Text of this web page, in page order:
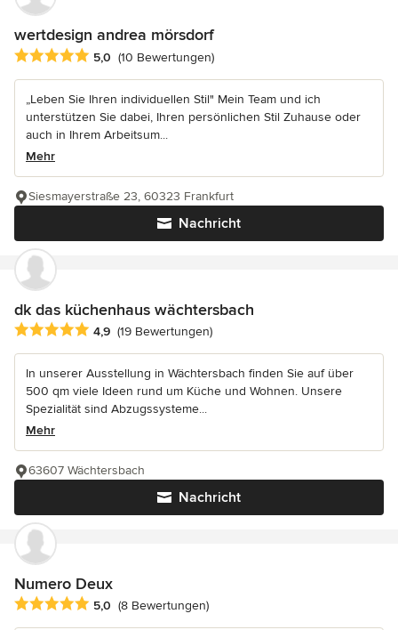
wertdesign andrea mörsdorf
Durchschnittliche Bewertung: 5 von 5 Sternen
5,0 (10 Bewertungen)
„Leben Sie Ihren individuellen Stil" Mein Team und ich
unterstützen Sie dabei, Ihren persönlichen Stil Zuhause oder
auch in Ihrem Arbeitsum...
Mehr
Nachricht
Siesmayerstraße 23, 60323 Frankfurt
dk das küchenhaus wächtersbach
Durchschnittliche Bewertung: 4.9 von 5 Sternen
4,9 (19 Bewertungen)
In unserer Ausstellung in Wächtersbach finden Sie auf über
500 qm viele Ideen rund um Küche und Wohnen. Unsere
Spezialität sind Abzugssysteme...
Mehr
Nachricht
63607 Wächtersbach
Numero Deux
Durchschnittliche Bewertung: 5 von 5 Sternen
5,0 (8 Bewertungen)